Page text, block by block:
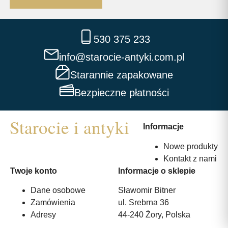
530 375 233
info@starocie-antyki.com.pl
Starannie zapakowane
Bezpieczne płatności
Informacje
Nowe produkty
Kontakt z nami
Twoje konto
Dane osobowe
Zamówienia
Adresy
Informacje o sklepie
Sławomir Bitner
ul. Srebrna 36
44-240 Żory, Polska